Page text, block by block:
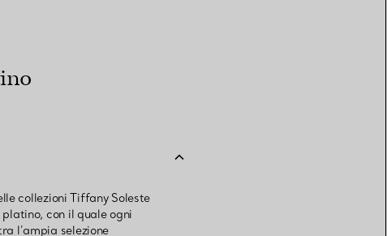
collezioni Tiffany Soleste
con il quale ogni
l’ampia selezione